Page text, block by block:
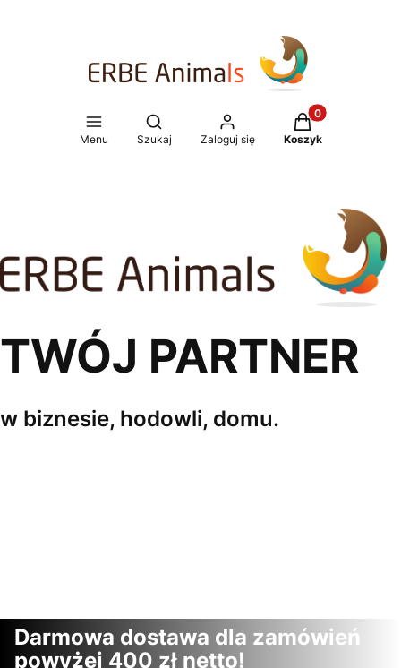
Menu
Otwórz wyszukiwarkę
Szukaj Zaloguj się
Produkty w
Koszyk
TWÓJ PARTNER
w biznesie, hodowli, domu.
Darmowa dostawa dla zamówień
powyżej 400 zł netto!